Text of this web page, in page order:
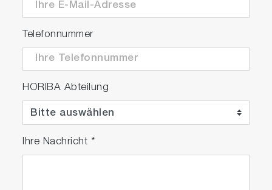
Telefonnummer
HORIBA Abteilung
Ihre Nachricht *